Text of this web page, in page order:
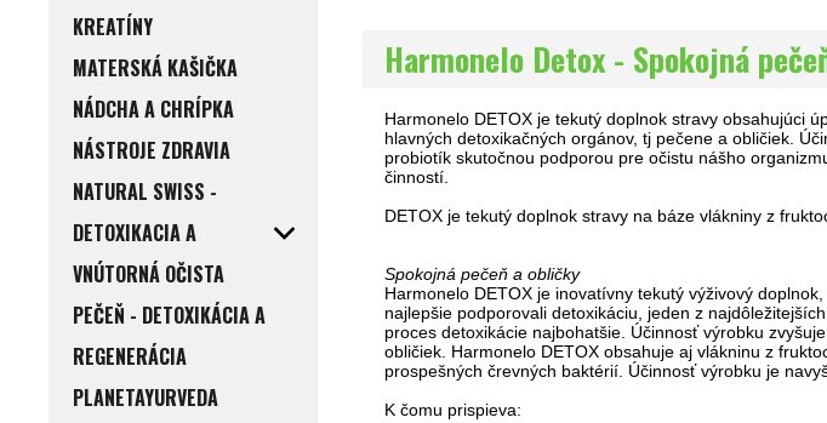
KREATÍNY
MATERSKÁ KAŠIČKA
NÁDCHA A CHRÍPKA
NÁSTROJE ZDRAVIA
NATURAL SWISS -
DETOXIKACIA A
VNÚTORNÁ OČISTA
PEČEŇ - DETOXIKÁCIA A
REGENERÁCIA
PLANETAYURVEDA
Harmonelo Detox - Spokojná
Harmonelo DETOX je tekutý doplnok stravy obsahujúci
hlavných detoxikačných orgánov, tj pečene a obličiek.
probiotík skutočnou podporou pre očistu nášho
činností.
DETOX je tekutý doplnok stravy na báze vlákniny z
Spokojná pečeň a obličky
Harmonelo DETOX je inovatívny tekutý výživový
najlepšie podporovali detoxikáciu, jeden z
proces detoxikácie najbohatšie. Účinnosť výrobku
obličiek. Harmonelo DETOX obsahuje aj vlákninu z
prospešných črevných baktérií. Účinnosť výrobku je
K čomu prispieva: